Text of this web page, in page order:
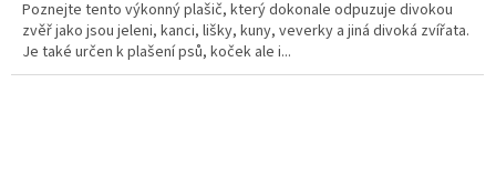
Poznejte tento výkonný plašič, který dokonale odpuzuje divokou
zvěř jako jsou jeleni, kanci, lišky, kuny, veverky a jiná divoká zvířata.
Je také určen k plašení psů, koček ale i...